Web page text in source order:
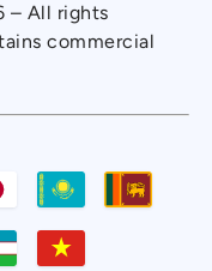
– All rights
commercial